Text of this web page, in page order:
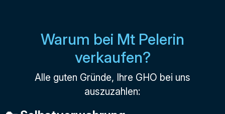
Warum bei Mt Pelerin
verkaufen?
Alle guten Gründe, Ihre GHO bei uns
auszuzahlen: